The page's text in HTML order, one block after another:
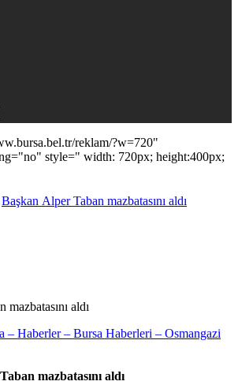
reklam/?w=720"
Başkan Alper Taban mazbatasını aldı
– Haberler – Bursa Haberleri – Osmangazi
mazbatasını aldı